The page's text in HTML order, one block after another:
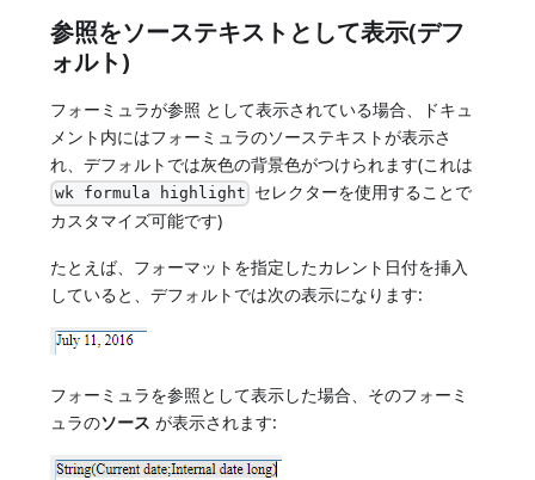
参照をソーステキストとして表示(デフ
ォルト)
フォーミュラが参照 として表示されている場合、ドキュ
メント内にはフォーミュラのソーステキストが表示さ
れ、デフォルトでは灰色の背景色がつけられます(これは
wk formula highlight セレクターを使用することで
カスタマイズ可能です)
たとえば、フォーマットを指定したカレント日付を挿入
していると、デフォルトでは次の表示になります:
フォーミュラを参照として表示した場合、そのフォーミ
ュラのソース が表示されます: